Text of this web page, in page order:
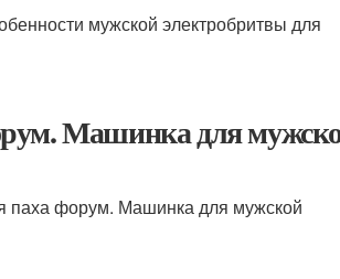
Машинка для